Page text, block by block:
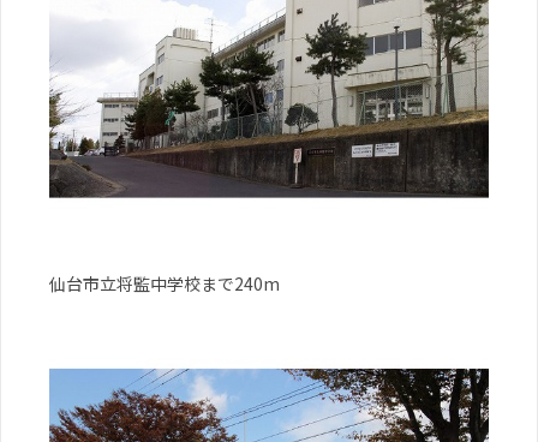
仙台市立将監中学校まで240m